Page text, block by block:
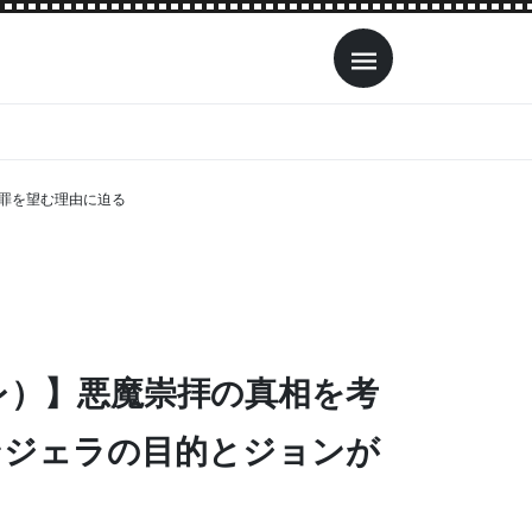
を望む理由に迫る
】悪魔崇拝の真相を考
ェラの目的とジョンが